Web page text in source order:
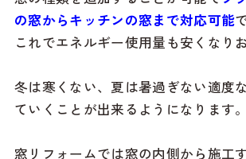
の窓からキッチンの窓まで対応可能
これでエネルギー使用量も安くなり
冬は寒くない、夏は暑過ぎない適度
ていくことが出来るようになります。
窓リフォームでは窓の内側から施工